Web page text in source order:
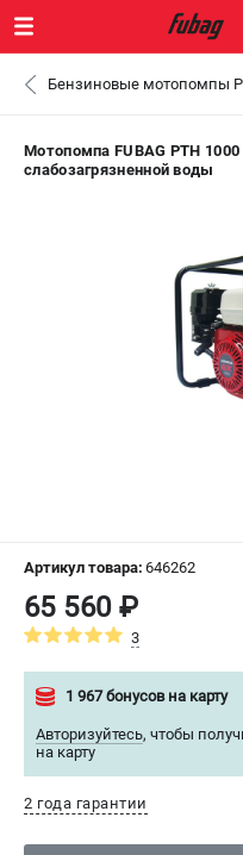
СЕРВИС
ИЗБРАННОЕ
СРАВНЕНИЕ ( 0 )
ВХОД ИЛИ
ЗАКАЗАТЬ ЗАПЧАСТЬ
+7 (8112) 59-10-67 -
ПОМОНА
0 ₽
ПОДДЕРЖКА
Бензиновые мотопомпы
Мотопомпа FUBAG PTH
слабозагрязненной воды
Артикул товара: 646262
65 560 ₽
3
1 967 бонусов на карту
Авторизуйтесь, чтобы
на карту
2 года гарантии